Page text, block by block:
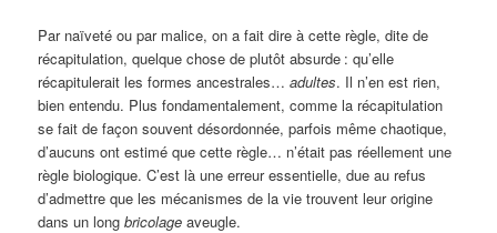
Par naïveté ou par malice, on a fait dire à cette règle, dite de
récapitulation, quelque chose de plutôt absurde : qu’elle
récapitulerait les formes ancestrales…adultes. Il n’en est rien,
bien entendu. Plus fondamentalement, comme la récapitulation
se fait de façon souvent désordonnée, parfois même chaotique,
d’aucuns ont estimé que cette règle… n’était pas réellement une
règle biologique. C’est là une erreur essentielle, due au refus
d’admettre que les mécanismes de la vie trouvent leur origine
dans un longbricolage aveugle.